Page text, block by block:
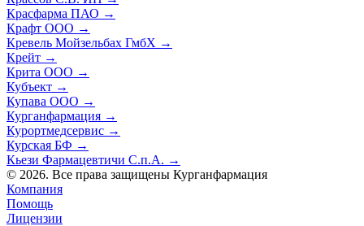
Красфарма ПАО →
Крафт ООО →
Кревель Мойзельбах ГмбХ →
Крейт →
Крита ООО →
Кубъект →
Купава ООО →
Курганфармация →
Курортмедсервис →
Курская БФ →
Кьези Фармацевтичи С.п.А. →
© 2026. Все права защищены Курганфармация
Компания
Помощь
Лицензии